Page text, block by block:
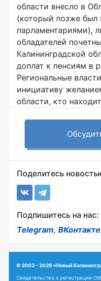
области внесло в
(который позже был
парламентариями),
обладателей
Калининградской
доплат к пенсиям в
Региональные
инициативу
области, кто
Поделитесь
Подпишитесь на нас:
Telegram, ВКонтакте
© 2003 - 2026 «Новый
Свидетельство о регистрации